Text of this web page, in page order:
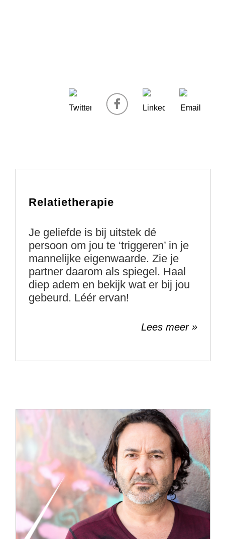
Relatietherapie
Je geliefde is bij uitstek dé
persoon om jou te ‘triggeren’ in je
mannelijke eigenwaarde. Zie je
partner daarom als spiegel. Haal
diep adem en bekijk wat er bij jou
gebeurd. Léér ervan!
Lees meer »